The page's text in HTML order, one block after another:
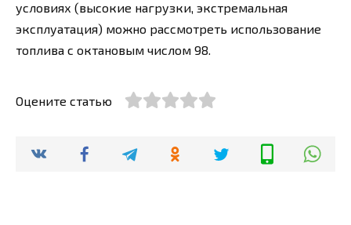
условиях (высокие нагрузки, экстремальная
эксплуатация) можно рассмотреть использование
топлива с октановым числом 98.
Оцените статью